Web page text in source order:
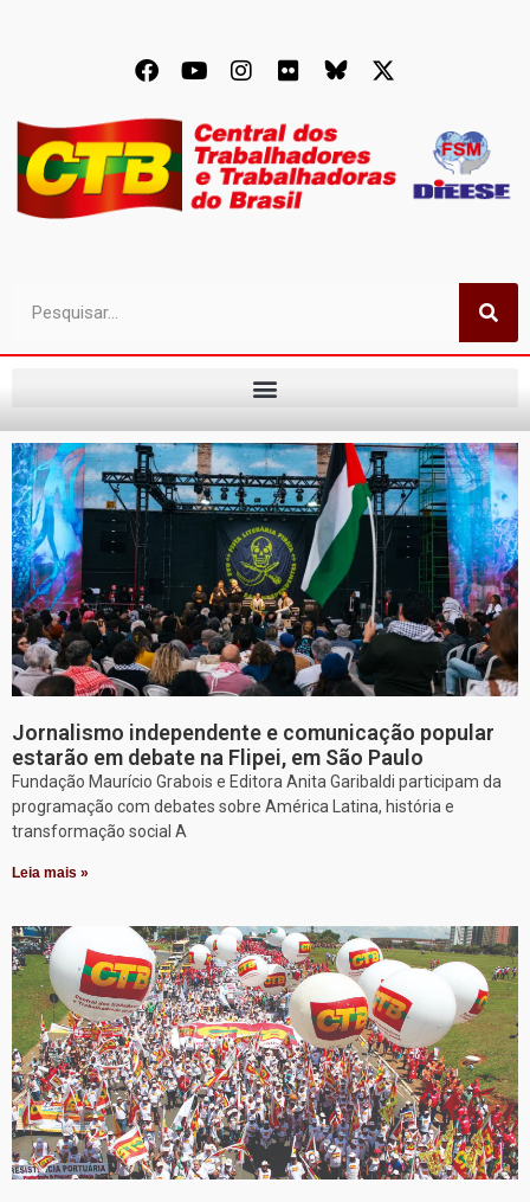
Jornalismo independente e comunicação popular
estarão em debate na Flipei, em São Paulo
Fundação Maurício Grabois e Editora Anita Garibaldi participam da
programação com debates sobre América Latina, história e
transformação social A
Leia mais »